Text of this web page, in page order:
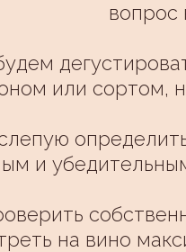
вопрос
или сортом,
и
на вино